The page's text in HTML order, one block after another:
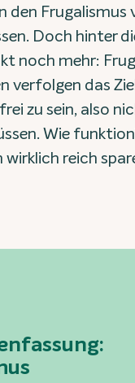
den Frugalismus
Doch hinter
noch mehr:
verfolgen das
zu sein, also
Wie
wirklich reich